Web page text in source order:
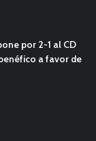
por 2-1 al CD
a favor de